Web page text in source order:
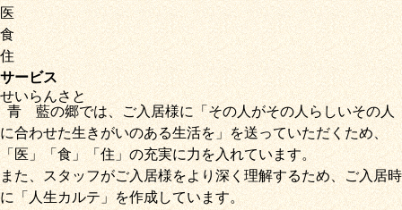
医
食
住
サービス
青藍
せいらん
の郷
さと
では、ご入居様に「その人がその人らしいその人
に合わせた生きがいのある生活を」を送っていただくため、
「医」 「食」「住」の充実に力を入れています。
また、スタッフがご入居様をより深く理解するため、ご入居時
に「人生カルテ」を作成しています。